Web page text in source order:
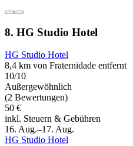
8. HG Studio Hotel
HG Studio Hotel
8,4 km von Fraternidade entfernt
10/10
Außergewöhnlich
(2 Bewertungen)
50 €
inkl. Steuern & Gebühren
16. Aug.–17. Aug.
HG Studio Hotel